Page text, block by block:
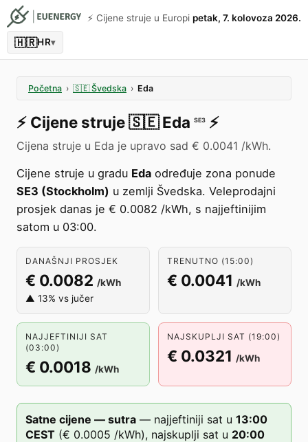
⚡️ Cijene struje u Europi petak, 7. kolovoza 2026.
🇭🇷HR▾
Početna › 🇸🇪 Švedska › Eda
⚡️ Cijene struje🇸🇪 Eda SE3 ⚡️
Cijena struje u Eda je upravo sad € 0.0041 /kWh.
Cijene struje u gradu Eda određuje zona ponude
SE3 (Stockholm) u zemlji Švedska. Veleprodajni
prosjek danas je € 0.0082 /kWh, s najjeftinijim
satom u 03:00.
DANAŠNJI PROSJEK
€ 0.0082 /kWh
▲ 13% vs jučer
TRENUTNO (15:00)
€ 0.0041 /kWh
NAJJEFTINIJI SAT
(03:00)
€ 0.0018 /kWh
NAJSKUPLJI SAT (19:00)
€ 0.0321 /kWh
Satne cijene — sutra — najjeftiniji sat u 13:00
CEST (€ 0.0005 /kWh), najskuplji sat u 20:00